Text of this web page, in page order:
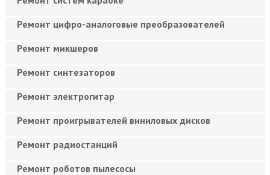
Ремонт цифро-аналоговые преобразователей
Ремонт микшеров
Ремонт синтезаторов
Ремонт электрогитар
Ремонт проигрывателей виниловых дисков
Ремонт радиостанций
Ремонт роботов пылесосы